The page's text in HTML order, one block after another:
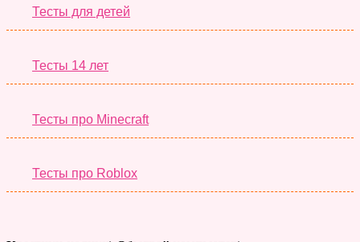
Тесты для детей
Тесты 14 лет
Тесты про Minecraft
Тесты про Roblox